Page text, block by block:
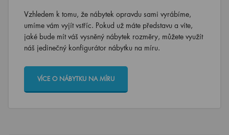
Vzhledem k tomu, že nábytek opravdu sami vyrábíme,
umíme vám vyjít vstříc. Pokud už máte představu a víte,
jaké bude mít váš vysněný nábytek rozměry, můžete využít
náš jedinečný konfigurátor nábytku na míru.
VÍCE O NÁBYTKU NA MÍRU